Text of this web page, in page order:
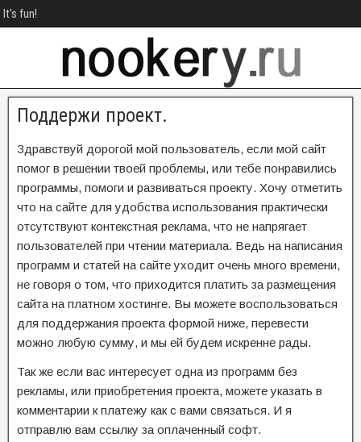
It's fun!
Поддержи проект.
Здравствуй дорогой мой пользователь, если мой сайт
помог в решении твоей проблемы, или тебе понравились
программы, помоги и развиваться проекту. Хочу отметить
что на сайте для удобства использования практически
отсутствуют контекстная реклама, что не напрягает
пользователей при чтении материала. Ведь на написания
программ и статей на сайте уходит очень много времени,
не говоря о том, что приходится платить за размещения
сайта на платном хостинге. Вы можете воспользоваться
для поддержания проекта формой ниже, перевести
можно любую сумму, и мы ей будем искренне рады.
Так же если вас интересует одна из программ без
рекламы, или приобретения проекта, можете указать в
комментарии к платежу как с вами связаться. И я
отправлю вам ссылку за оплаченный софт.